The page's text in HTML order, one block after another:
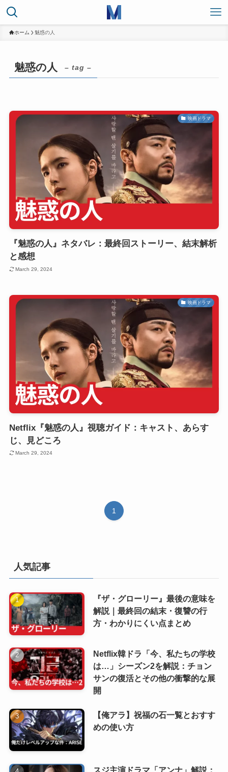
ホーム 魅惑の人
魅惑の人 – tag –
映画ドラマ
『魅惑の人』ネタバレ：最終回ストーリー、結末解析
と感想
March 29, 2024
映画ドラマ
Netflix『魅惑の人』視聴ガイド：キャスト、あらす
じ、見どころ
March 29, 2024
1
人気記事
『ザ・グローリー』最後の意味を
解説｜最終回の結末・復讐の行
方・わかりにくい点まとめ
Netflix韓ドラ「今、私たちの学校
は…」シーズン2を解説：チョン
サンの復活とその他の衝撃的な展
開
【俺アラ】祝福の石一覧とおすす
めの使い方
スジ主演ドラマ「アンナ」解説：